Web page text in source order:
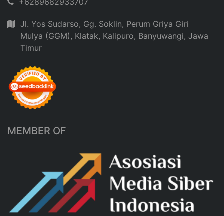
Jl. Yos Sudarso, Gg. Soklin, Perum Griya Giri
Mulya (GGM), Klatak, Kalipuro, Banyuwangi, Jawa
Timur
MEMBER OF